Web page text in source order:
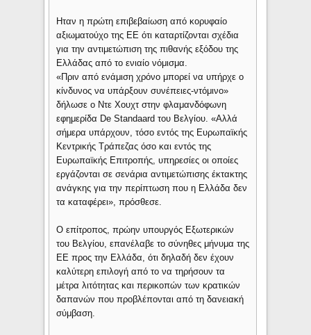
Ηταν η πρώτη επιβεβαίωση από κορυφαίο
αξιωματούχο της ΕΕ ότι καταρτίζονται σχέδια
για την αντιμετώπιση της πιθανής εξόδου της
Ελλάδας από το ενιαίο νόμισμα.
«Πριν από ενάμιση χρόνο μπορεί να υπήρχε ο
κίνδυνος να υπάρξουν συνέπειες-ντόμινο»
δήλωσε ο Ντε Χουχτ στην φλαμανδόφωνη
εφημερίδα De Standaard του Βελγίου. «Αλλά
σήμερα υπάρχουν, τόσο εντός της Ευρωπαϊκής
Κεντρικής Τράπεζας όσο και εντός της
Ευρωπαϊκής Επιτροπής, υπηρεσίες οι οποίες
εργάζονται σε σενάρια αντιμετώπισης έκτακτης
ανάγκης για την περίπτωση που η Ελλάδα δεν
τα καταφέρει», πρόσθεσε.
Ο επίτροπος, πρώην υπουργός Εξωτερικών
του Βελγίου, επανέλαβε το σύνηθες μήνυμα της
ΕΕ προς την Ελλάδα, ότι δηλαδή δεν έχουν
καλύτερη επιλογή από το να τηρήσουν τα
μέτρα λιτότητας και περικοπών των κρατικών
δαπανών που προβλέπονται από τη δανειακή
σύμβαση.